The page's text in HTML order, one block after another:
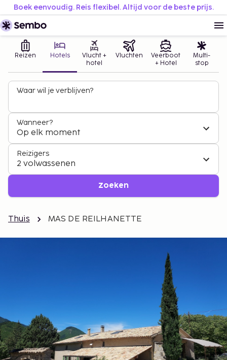
Boek eenvoudig. Reis flexibel. Altijd voor de beste prijs.
Reizen Hotels
Vlucht +
hotel
Vluchten
Veerboot
+ Hotel
Multi-
stop
Waar wil je verblijven?
Wanneer?
Op elk moment
Reizigers
2 volwassenen
Zoeken
Thuis MAS DE REILHANETTE